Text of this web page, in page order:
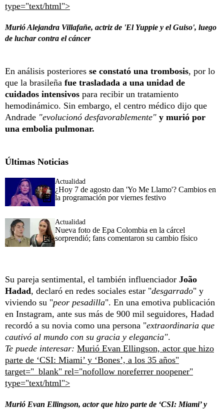
type="text/html">
Murió Alejandra Villafañe, actriz de 'El Yuppie y el Guiso', luego
de luchar contra el cáncer
En análisis posteriores se constató una trombosis, por lo
que la brasileña fue trasladada a una unidad de
cuidados intensivos para recibir un tratamiento
hemodinámico. Sin embargo, el centro médico dijo que
Andrade "evolucionó desfavorablemente" y murió por
una embolia pulmonar.
Últimas Noticias
Actualidad
¿Hoy 7 de agosto dan 'Yo Me Llamo'? Cambios en
la programación por viernes festivo
Actualidad
Nueva foto de Epa Colombia en la cárcel
sorprendió; fans comentaron su cambio físico
Su pareja sentimental, el también influenciador João
Hadad, declaró en redes sociales estar "desgarrado" y
viviendo su "peor pesadilla". En una emotiva publicación
en Instagram, ante sus más de 900 mil seguidores, Hadad
recordó a su novia como una persona "extraordinaria que
cautivó al mundo con su gracia y elegancia".
Te puede interesar: Murió Evan Ellingson, actor que hizo
parte de ‘CSI: Miami’ y ‘Bones’, a los 35 años"
target="_blank" rel="nofollow noreferrer noopener"
type="text/html">
Murió Evan Ellingson, actor que hizo parte de ‘CSI: Miami’ y